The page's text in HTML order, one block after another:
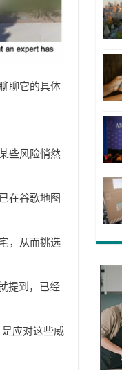
聊它的具体
些风险悄然
在谷歌地图
，从而挑选
提到，已经
应对这些威